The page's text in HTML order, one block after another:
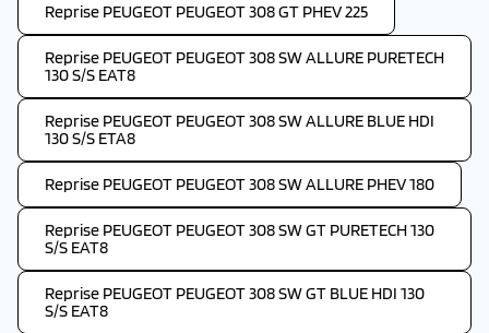
Reprise PEUGEOT PEUGEOT 308 GT PHEV 225
Reprise PEUGEOT PEUGEOT 308 SW ALLURE PURETECH
130 S/S EAT8
Reprise PEUGEOT PEUGEOT 308 SW ALLURE BLUE HDI
130 S/S ETA8
Reprise PEUGEOT PEUGEOT 308 SW ALLURE PHEV 180
Reprise PEUGEOT PEUGEOT 308 SW GT PURETECH 130
S/S EAT8
Reprise PEUGEOT PEUGEOT 308 SW GT BLUE HDI 130
S/S EAT8